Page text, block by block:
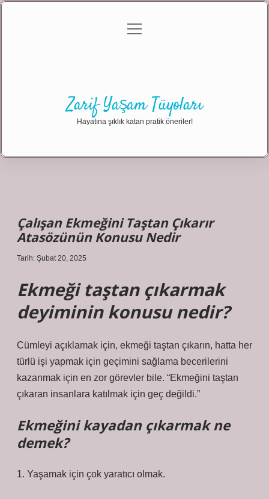
Gizlilik Politikası
menüyü
Zarif Yaşam Tüyoları
Hayatına şıklık katan pratik öneriler!
Çalışan Ekmeğini Taştan Çıkarır
Atasözünün Konusu Nedir
Tarih: Şubat 20, 2025
Ekmeği taştan çıkarmak
deyiminin konusu nedir?
Cümleyi açıklamak için, ekmeği taştan çıkarın, hatta her
türlü işi yapmak için geçimini sağlama becerilerini
kazanmak için en zor görevler bile. “Ekmeğini taştan
çıkaran insanlara katılmak için geç değildi.”
Ekmeğini kayadan çıkarmak ne
demek?
1. Yaşamak için çok yaratıcı olmak.